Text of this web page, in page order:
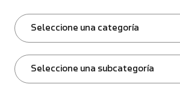
Seleccione una categoría
Seleccione una subcategoría